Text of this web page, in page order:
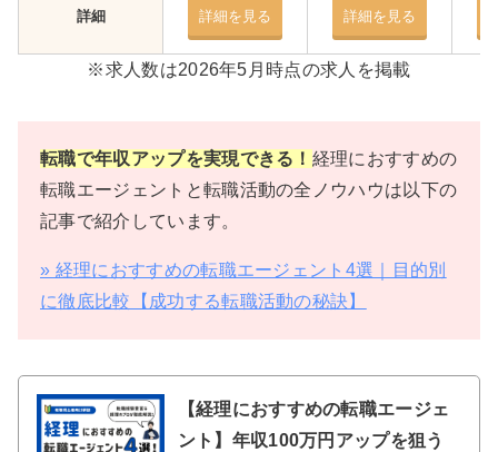
詳細 詳細を見る 詳細を見る
※求人数は2026年5月時点の求人を掲載
転職で年収アップを実現できる！ 経理におすすめの
転職エージェントと転職活動の全ノウハウは以下の
記事で紹介しています。
» 経理におすすめの転職エージェント4選｜目的別
に徹底比較【成功する転職活動の秘訣】
【経理におすすめの転職エージェ
ント】年収100万円アップを狙う